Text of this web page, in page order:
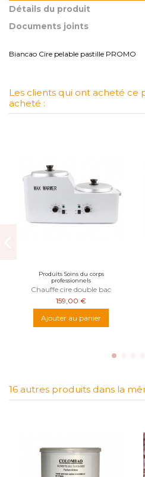
Détails du produit
Documents joints
Biancao Cire pelable pastille PROMO
Les clients qui ont acheté
acheté :
Produits Soins du corps
professionnels
Chauffe cire double bac
159,00 €
Ajouter au panier
16 autres produits dans la